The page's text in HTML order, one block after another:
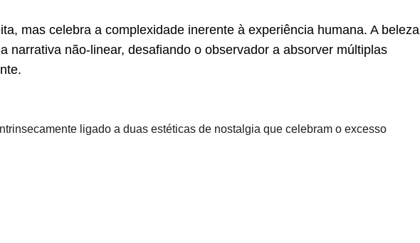
mas celebra a complexidade inerente à experiência humana. A beleza
narrativa não-linear, desafiando o observador a absorver múltiplas